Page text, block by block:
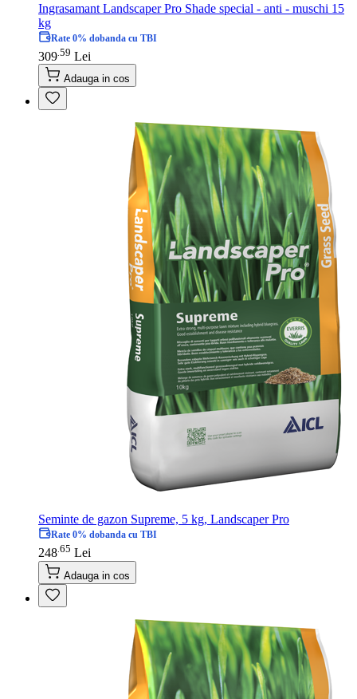
Ingrasamant Landscaper Pro Shade special - anti - muschi 15
kg
Rate 0% dobanda cu TBI
309 59 Lei
Adauga in cos
Seminte de gazon Supreme, 5 kg, Landscaper Pro
Rate 0% dobanda cu TBI
248 65 Lei
Adauga in cos